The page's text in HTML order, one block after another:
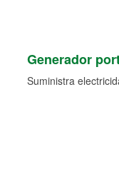
Generador
Suministra